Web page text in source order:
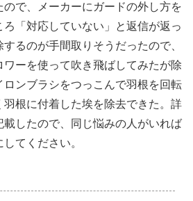
ので、メーカーにガードの外し方を
ろ「対応していない」と返信が返っ
るのが手間取りそうだったので、
ワーを使って吹き飛ばしてみたが除
ンブラシをつっこんで羽根を回転
羽根に付着した埃を除去できた。詳
載したので、同じ悩みの人がいれば
てください。